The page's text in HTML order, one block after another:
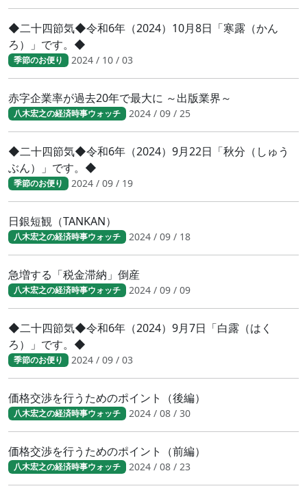
◆二十四節気◆令和6年（2024）10月8日「寒露（かん
ろ）」です。◆
季節のお便り 2024 / 10 / 03
赤字企業率が過去20年で最大に ～出版業界～
八木宏之の経済時事ウォッチ 2024 / 09 / 25
◆二十四節気◆令和6年（2024）9月22日「秋分（しゅう
ぶん）」です。◆
季節のお便り 2024 / 09 / 19
日銀短観（TANKAN）
八木宏之の経済時事ウォッチ 2024 / 09 / 18
急増する「税金滞納」倒産
八木宏之の経済時事ウォッチ 2024 / 09 / 09
◆二十四節気◆令和6年（2024）9月7日「白露（はく
ろ）」です。◆
季節のお便り 2024 / 09 / 03
価格交渉を行うためのポイント（後編）
八木宏之の経済時事ウォッチ 2024 / 08 / 30
価格交渉を行うためのポイント（前編）
八木宏之の経済時事ウォッチ 2024 / 08 / 23